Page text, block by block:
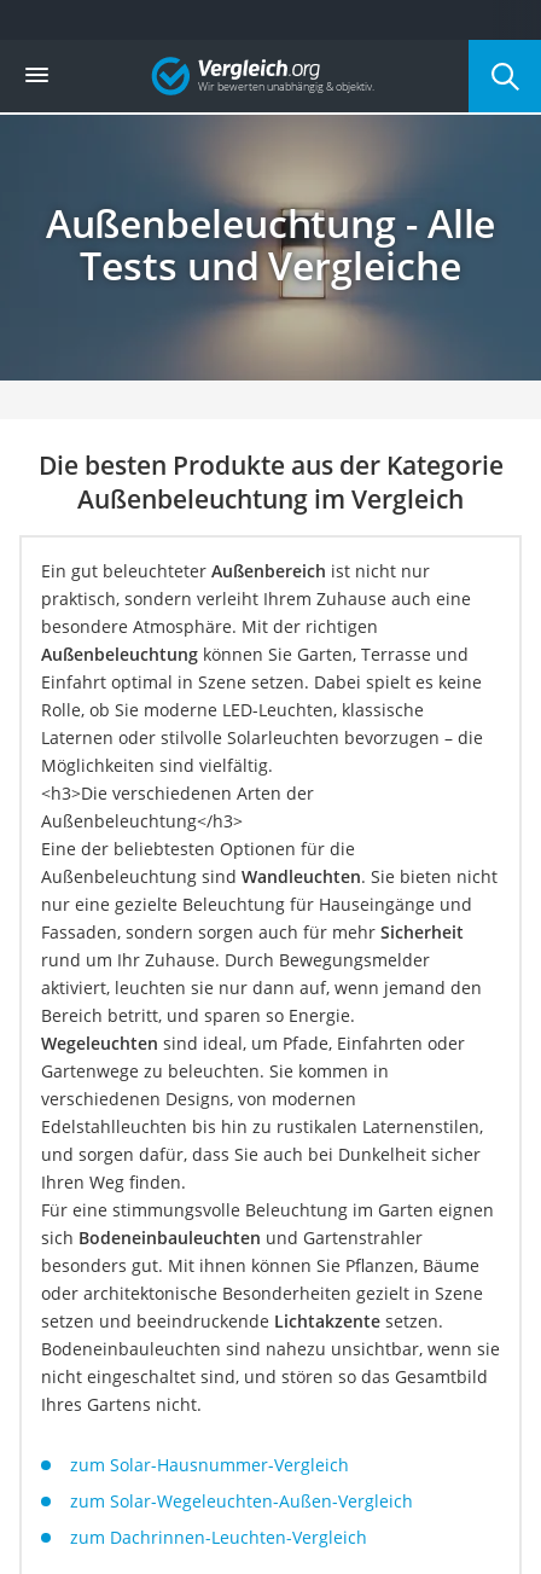
Die beliebtesten Vergleiche nach Kategorie
Baumarkt
Tresor feuerfest
Akku-Rasentrimmer
Feuchtigkeitsmessgerät
Split-Klimaanlage 2 Innengeräte
Fliesenschneider
Überwachungskamera
Benzinrasenmäher mit Elektrostart
Multimeter
Winterharte Palmen
Gasdurchlauferhitzer
Service
Vergleich
Außenbeleuchtung - Alle
Tests und Vergleiche
Die besten Produkte aus der Kategorie
Außenbeleuchtung im Vergleich
Ein gut beleuchteter Außenbereich ist nicht nur
praktisch, sondern verleiht Ihrem Zuhause auch eine
besondere Atmosphäre. Mit der richtigen
Außenbeleuchtung können Sie Garten, Terrasse und
Einfahrt optimal in Szene setzen. Dabei spielt es keine
Rolle, ob Sie moderne LED-Leuchten, klassische
Laternen oder stilvolle Solarleuchten bevorzugen – die
Möglichkeiten sind vielfältig.
<h3>Die verschiedenen Arten der
Außenbeleuchtung</h3>
Eine der beliebtesten Optionen für die
Außenbeleuchtung sind Wandleuchten. Sie bieten nicht
nur eine gezielte Beleuchtung für Hauseingänge und
Fassaden, sondern sorgen auch für mehr Sicherheit
rund um Ihr Zuhause. Durch Bewegungsmelder
aktiviert, leuchten sie nur dann auf, wenn jemand den
Bereich betritt, und sparen so Energie.
Wegeleuchten sind ideal, um Pfade, Einfahrten oder
Gartenwege zu beleuchten. Sie kommen in
verschiedenen Designs, von modernen
Edelstahlleuchten bis hin zu rustikalen Laternenstilen,
und sorgen dafür, dass Sie auch bei Dunkelheit sicher
Ihren Weg finden.
Für eine stimmungsvolle Beleuchtung im Garten eignen
sich Bodeneinbauleuchten und Gartenstrahler
besonders gut. Mit ihnen können Sie Pflanzen, Bäume
oder architektonische Besonderheiten gezielt in Szene
setzen und beeindruckende Lichtakzente setzen.
Bodeneinbauleuchten sind nahezu unsichtbar, wenn sie
nicht eingeschaltet sind, und stören so das Gesamtbild
Ihres Gartens nicht.
zum Solar-Hausnummer-Vergleich
zum Solar-Wegeleuchten-Außen-Vergleich
zum Dachrinnen-Leuchten-Vergleich